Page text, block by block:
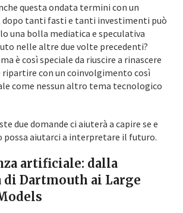
questa ondata termini con un
dopo tanti fasti e tanti investimenti può
una bolla mediatica e speculativa
nelle altre due volte precedenti?
è così speciale da riuscire a rinascere
ripartire con un coinvolgimento così
come nessun altro tema tecnologico
due domande ci aiuterà a capire se e
possa aiutarci a interpretare il futuro.
artificiale: dalla
di Dartmouth ai Large